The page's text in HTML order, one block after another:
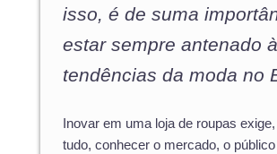
isso, é de suma
estar sempre antenado
tendências da moda no
Inovar em uma loja de roupas
tudo, conhecer o mercado, o